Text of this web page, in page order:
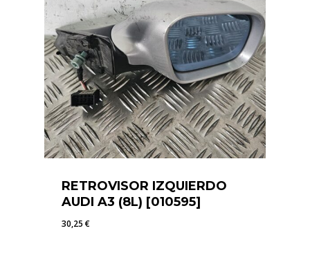
RETROVISOR IZQUIERDO
AUDI A3 (8L) [010595]
30,25€